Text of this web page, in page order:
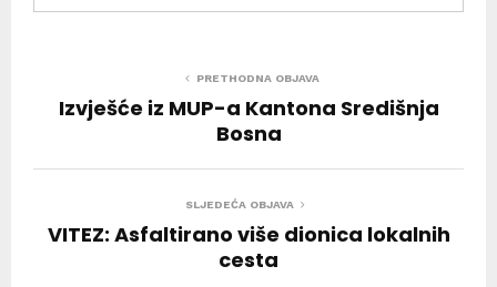
d
PRETHODNA OBJAVA
Izvješće iz MUP-a Kantona Središnja
Bosna
SLJEDEĆA OBJAVA
VITEZ: Asfaltirano više dionica lokalnih
cesta